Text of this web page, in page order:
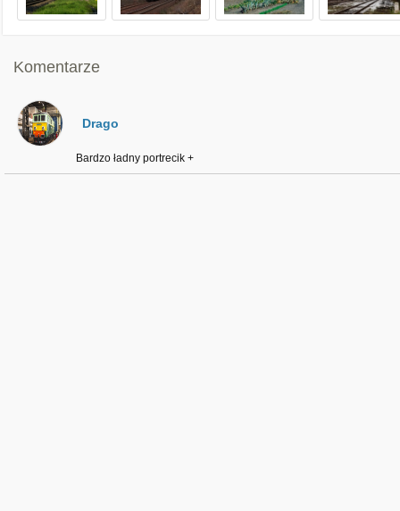
Komentarze
Drago
Bardzo ładny portrecik +